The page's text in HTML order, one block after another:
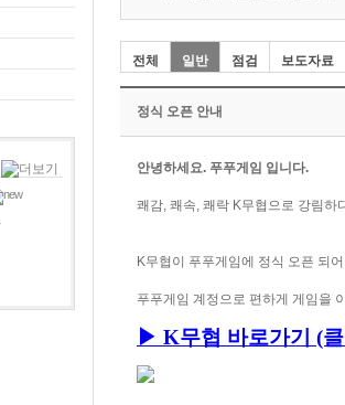
전체 일반 점검 보도자료
정식 오픈 안내
안녕하세요. 푸푸게임 입니다.
쾌감, 쾌속, 쾌락 K무협으로 강림하
K무협이 푸푸게임에 정식 오픈 되
푸푸게임 계정으로 편하게 게임을
▶ K무협 바로가기 (